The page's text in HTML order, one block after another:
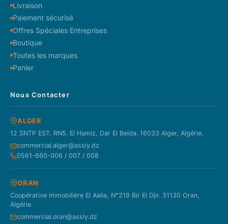
Livraison
Paiement sécurisé
Offres Spéciales Entreprises
Boutique
Toutes les marques
Panier
Nous Contacter
ALGER
12 SNTP EST. RN5. El Hamiz, Dar El Beida. 16033 Alger, Algérie.
commercial.alger@assly.dz
0561-660-006 / 007 / 008
ORAN
Coopérative Immobilière El Aalia, N°219 Bir El Djir. 31130 Oran,
Algérie.
commercial.oran@assly.dz